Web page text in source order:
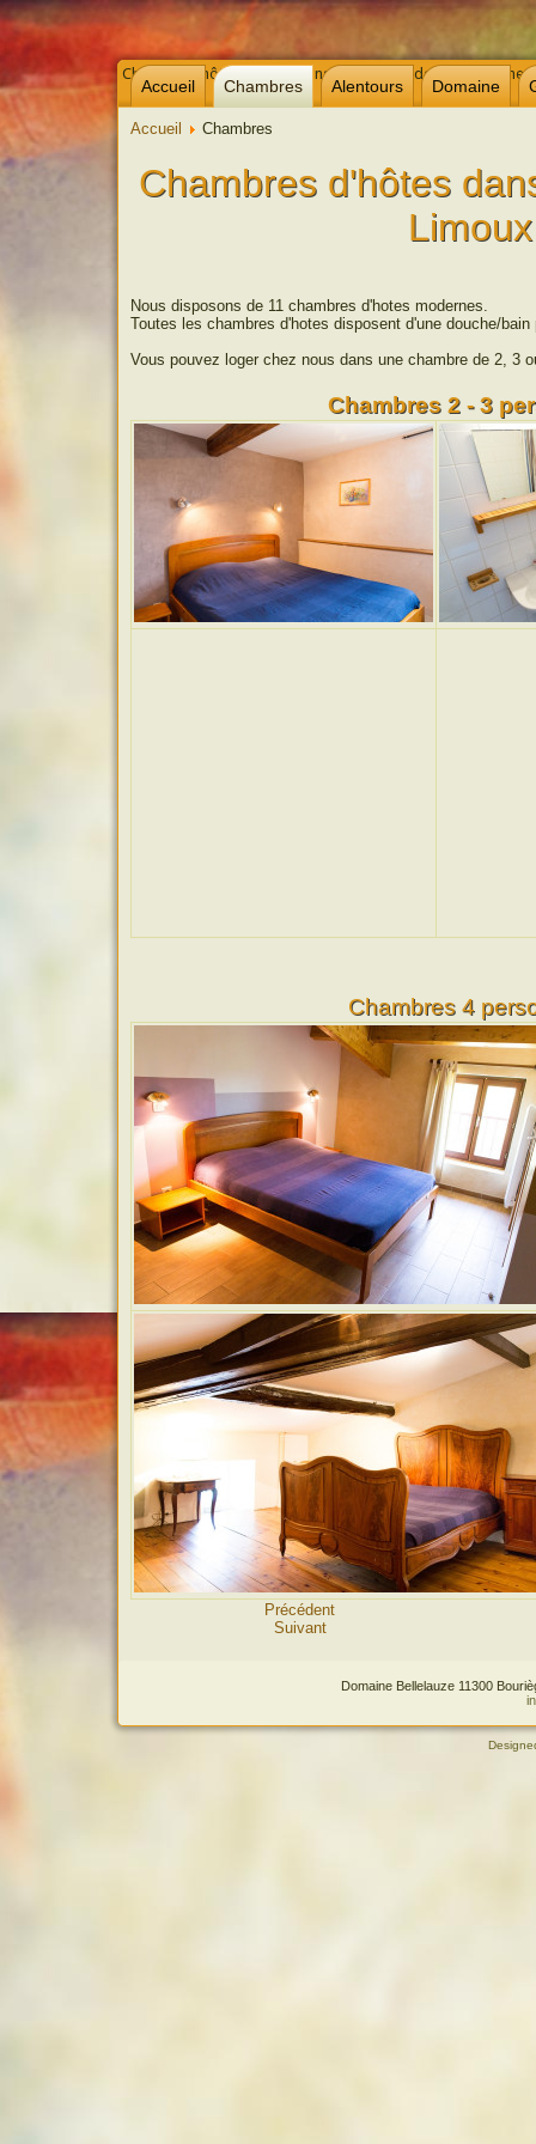
Chambre d’hôtes et gites dans l’Aude près de Carcassonne,
Accueil Chambres Alentours Domaine
Accueil Chambres
Chambres d'hôtes
Limoux
Nous disposons de 11 chambres d'hotes modernes.
Toutes les chambres d'hotes disposent d'une douche/bain
Vous pouvez loger chez nous dans une chambre de 2, 3
Chambres 2 - 3
Chambres 4
Précédent
Suivant
Domaine Bellelauze 11300